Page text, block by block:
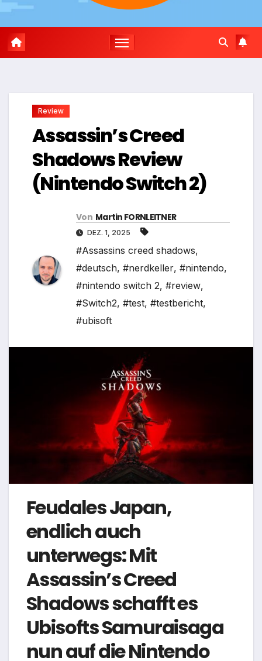
Review
Assassin’s Creed
Shadows Review
(Nintendo Switch 2)
Von Martin FORNLEITNER
DEZ. 1, 2025
#Assassins creed shadows,
#deutsch, #nerdkeller, #nintendo,
#nintendo switch 2, #review,
#Switch2, #test, #testbericht,
#ubisoft
Feudales Japan,
endlich auch
unterwegs: Mit
Assassin’s Creed
Shadows schafft es
Ubisofts Samuraisaga
nun auf die Nintendo